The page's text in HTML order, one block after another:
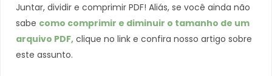
Juntar, dividir e comprimir PDF! Aliás, se você ainda não
sabe como comprimir e diminuir o tamanho de um
arquivo PDF, clique no link e confira nosso artigo sobre
este assunto.